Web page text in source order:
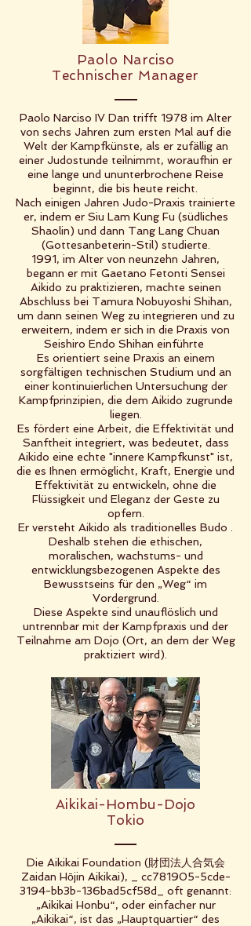
Paolo Narciso
Technischer Manager
Paolo Narciso IV Dan trifft 1978 im Alter
von sechs Jahren zum ersten Mal auf die
Welt der Kampfkünste, als er zufällig an
einer Judostunde teilnimmt, woraufhin er
eine lange und ununterbrochene Reise
beginnt, die bis heute reicht.
Nach einigen Jahren Judo-Praxis trainierte
er, indem er Siu Lam Kung Fu (südliches
Shaolin) und dann Tang Lang Chuan
(Gottesanbeterin-Stil) studierte.
1991, im Alter von neunzehn Jahren,
begann er mit Gaetano Fetonti Sensei
Aikido zu praktizieren, machte seinen
Abschluss bei Tamura Nobuyoshi Shihan,
um dann seinen Weg zu integrieren und zu
erweitern, indem er sich in die Praxis von
Seishiro Endo Shihan einführte
Es orientiert seine Praxis an einem
sorgfältigen technischen Studium und an
einer kontinuierlichen Untersuchung der
Kampfprinzipien, die dem Aikido zugrunde
liegen.
Es fördert eine Arbeit, die Effektivität und
Sanftheit integriert, was bedeutet, dass
Aikido eine echte "innere Kampfkunst" ist,
die es Ihnen ermöglicht, Kraft, Energie und
Effektivität zu entwickeln, ohne die
Flüssigkeit und Eleganz der Geste zu
opfern.
Er versteht Aikido als traditionelles Budo .
Deshalb stehen die ethischen,
moralischen, wachstums- und
entwicklungsbezogenen Aspekte des
Bewusstseins für den „Weg“ im
Vordergrund.
Diese Aspekte sind unauflöslich und
untrennbar mit der Kampfpraxis und der
Teilnahme am Dojo (Ort, an dem der Weg
praktiziert wird).
Aikikai-Hombu-Dojo
Tokio
Die Aikikai Foundation (財団法人合気会
Zaidan Hōjin Aikikai), _ cc781905-5cde-
3194-bb3b-136bad5cf58d_ oft genannt:
„Aikikai Honbu“, oder einfacher nur
„Aikikai“, ist das „Hauptquartier“ des